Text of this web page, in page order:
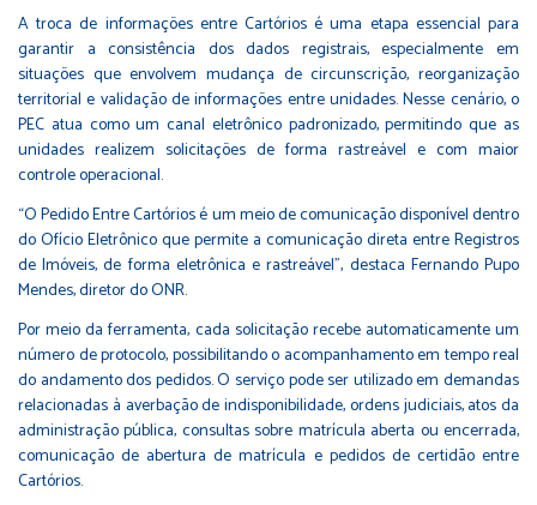
A troca de informações entre Cartórios é uma etapa essencial para
garantir a consistência dos dados registrais, especialmente em
situações que envolvem mudança de circunscrição, reorganização
territorial e validação de informações entre unidades. Nesse cenário, o
PEC atua como um canal eletrônico padronizado, permitindo que as
unidades realizem solicitações de forma rastreável e com maior
controle operacional.
“O Pedido Entre Cartórios é um meio de comunicação disponível dentro
do Ofício Eletrônico que permite a comunicação direta entre Registros
de Imóveis, de forma eletrônica e rastreável”, destaca Fernando Pupo
Mendes, diretor do ONR.
Por meio da ferramenta, cada solicitação recebe automaticamente um
número de protocolo, possibilitando o acompanhamento em tempo real
do andamento dos pedidos. O serviço pode ser utilizado em demandas
relacionadas à averbação de indisponibilidade, ordens judiciais, atos da
administração pública, consultas sobre matrícula aberta ou encerrada,
comunicação de abertura de matrícula e pedidos de certidão entre
Cartórios.